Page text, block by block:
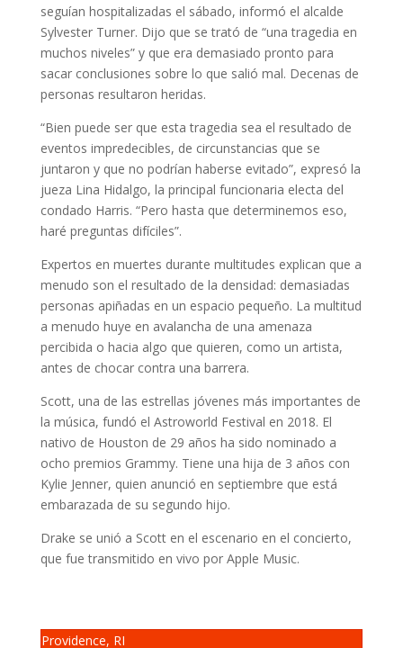
seguían hospitalizadas el sábado, informó el alcalde
Sylvester Turner. Dijo que se trató de “una tragedia en
muchos niveles” y que era demasiado pronto para
sacar conclusiones sobre lo que salió mal. Decenas de
personas resultaron heridas.
“Bien puede ser que esta tragedia sea el resultado de
eventos impredecibles, de circunstancias que se
juntaron y que no podrían haberse evitado”, expresó la
jueza Lina Hidalgo, la principal funcionaria electa del
condado Harris. “Pero hasta que determinemos eso,
haré preguntas difíciles”.
Expertos en muertes durante multitudes explican que a
menudo son el resultado de la densidad: demasiadas
personas apiñadas en un espacio pequeño. La multitud
a menudo huye en avalancha de una amenaza
percibida o hacia algo que quieren, como un artista,
antes de chocar contra una barrera.
Scott, una de las estrellas jóvenes más importantes de
la música, fundó el Astroworld Festival en 2018. El
nativo de Houston de 29 años ha sido nominado a
ocho premios Grammy. Tiene una hija de 3 años con
Kylie Jenner, quien anunció en septiembre que está
embarazada de su segundo hijo.
Drake se unió a Scott en el escenario en el concierto,
que fue transmitido en vivo por Apple Music.
Providence, RI